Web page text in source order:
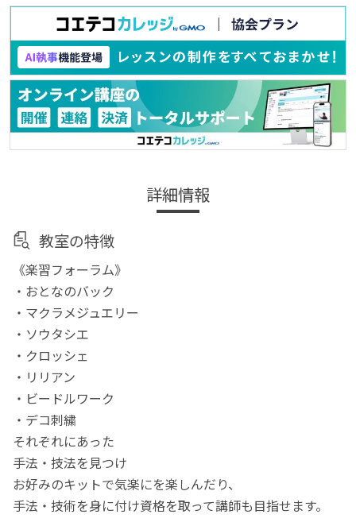
詳細情報
教室の特徴
《楽習フォーラム》
・おとなのバック
・マクラメジュエリー
・ソウタシエ
・クロッシェ
・リリアン
・ビードルワーク
・デコ刺繍
それぞれにあった
手法・技法を見つけ
お好みのキットで気楽にを楽しんだり、
手法・技術を身に付け資格を取って講師も目指せます。